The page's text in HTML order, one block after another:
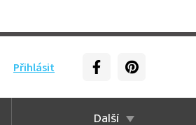
Přihlásit
Další